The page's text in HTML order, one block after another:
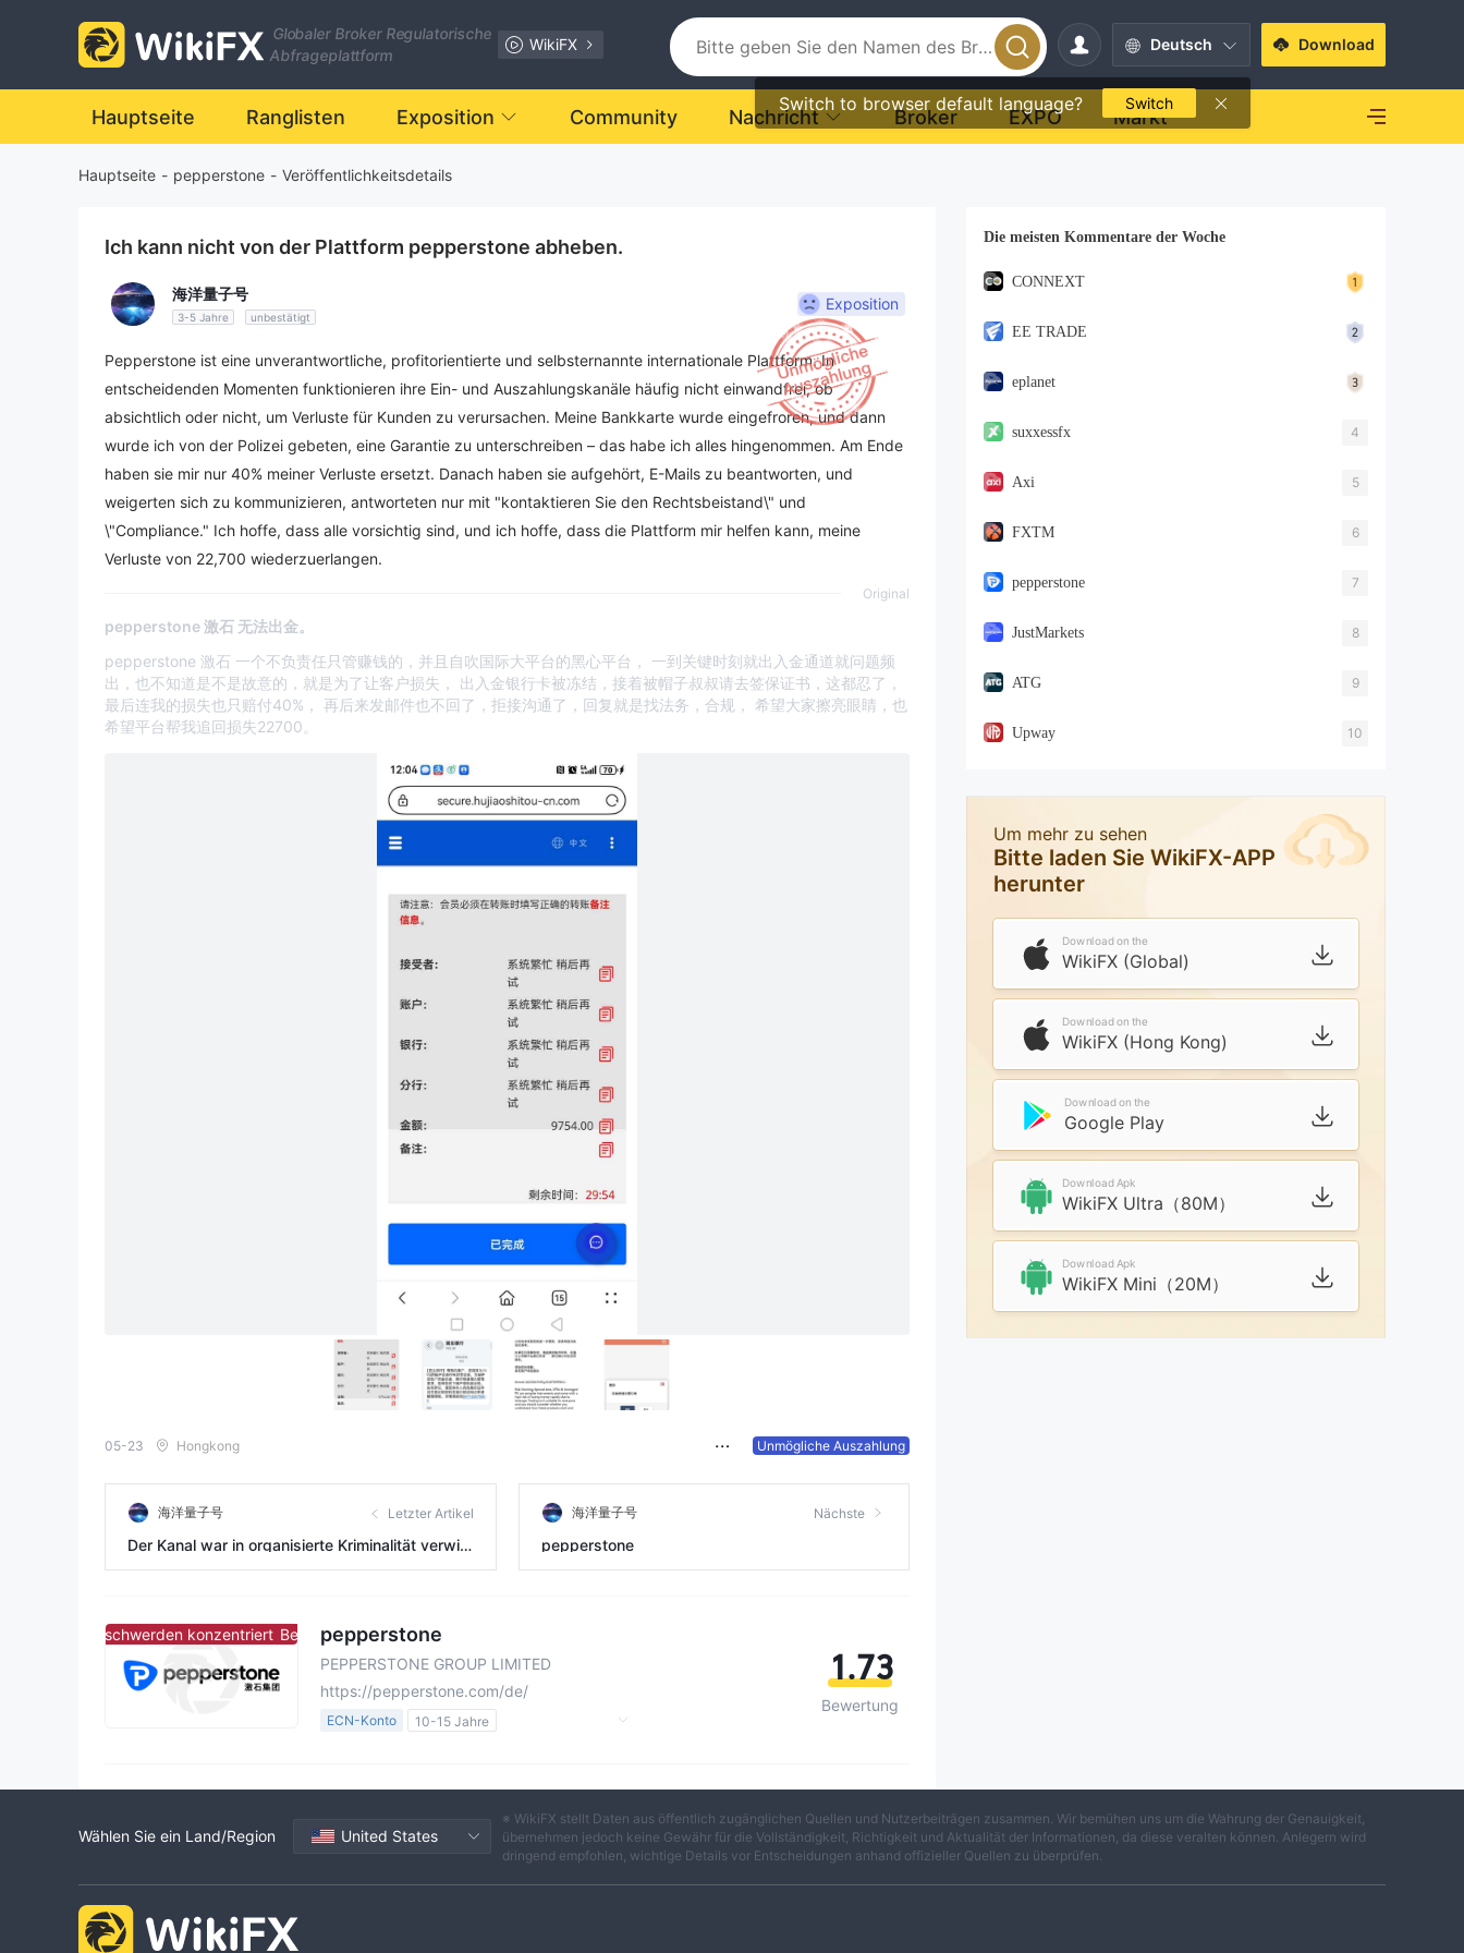
Globaler Broker Regulatorische
Abfrageplattform
WikiFX Deutsch
Switch to browser default language? Switch
Download
Hauptseite Ranglisten Exposition Community Nachricht Broker EXPO Markt
Hauptseite - pepperstone - Veröffentlichkeitsdetails
Ich kann nicht von der Plattform pepperstone abheben.
海洋量子号
3-5 Jahre unbestätigt
Exposition
Pepperstone ist eine unverantwortliche, profitorientierte und selbsternannte internationale Plattform. In
entscheidenden Momenten funktionieren ihre Ein- und Auszahlungskanäle häufig nicht einwandfrei, ob
absichtlich oder nicht, um Verluste für Kunden zu verursachen. Meine Bankkarte wurde eingefroren, und dann
wurde ich von der Polizei gebeten, eine Garantie zu unterschreiben – das habe ich alles hingenommen. Am Ende
haben sie mir nur 40% meiner Verluste ersetzt. Danach haben sie aufgehört, E-Mails zu beantworten, und
weigerten sich zu kommunizieren, antworteten nur mit "kontaktieren Sie den Rechtsbeistand\" und
\"Compliance." Ich hoffe, dass alle vorsichtig sind, und ich hoffe, dass die Plattform mir helfen kann, meine
Verluste von 22,700 wiederzuerlangen.
Original
pepperstone 激石 无法出金。
pepperstone 激石 一个不负责任只管赚钱的，并且自吹国际大平台的黑心平台， 一到关键时刻就出入金通道就问题频
出，也不知道是不是故意的，就是为了让客户损失， 出入金银行卡被冻结，接着被帽子叔叔请去签保证书，这都忍了，
最后连我的损失也只赔付40%， 再后来发邮件也不回了，拒接沟通了，回复就是找法务，合规， 希望大家擦亮眼睛，也
希望平台帮我追回损失22700。
05-23 Hongkong Unmögliche Auszahlung
海洋量子号 Letzter Artikel
Der Kanal war in organisierte Kriminalität verwic
kelt, daher wurde die Karte eingefroren.
海洋量子号 Nächste
pepperstone
Beschwerden konzentriert Beschwerden konzentriert
pepperstone
PEPPERSTONE GROUP LIMITED
https://pepperstone.com/de/
ECN-Konto
10-15 Jahre
Market Making (MM)
Derivatehandel (MM)
MT4-Volllizenz
1.73
Bewertung
Die meisten Kommentare der Woche
CONNEXT
EE TRADE
eplanet
suxxessfx 4
Axi 5
FXTM 6
pepperstone 7
JustMarkets 8
ATG 9
Upway 10
Um mehr zu sehen
Bitte laden Sie WikiFX-APP
herunter
Download on the
WikiFX (Global)
Download on the
WikiFX (Hong Kong)
Download on the
Google Play
Download Apk
WikiFX Ultra（80M）
Download Apk
WikiFX Mini（20M）
Wählen Sie ein Land/Region United States
※ WikiFX stellt Daten aus öffentlich zugänglichen Quellen und Nutzerbeiträgen zusammen. Wir bemühen uns um die Wahrung der Genauigkeit,
übernehmen jedoch keine Gewähr für die Vollständigkeit, Richtigkeit und Aktualität der Informationen, da diese veralten können. Anlegern wird
dringend empfohlen, wichtige Details vor Entscheidungen anhand offizieller Quellen zu überprüfen.